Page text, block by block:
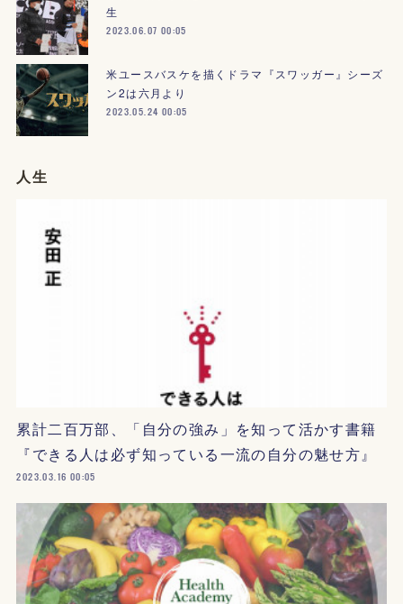
生
2023.06.07 00:05
米ユースバスケを描くドラマ『スワッガー』シーズ
ン2は六月より
2023.05.24 00:05
人生
累計二百万部、「自分の強み」を知って活かす書籍
『できる人は必ず知っている一流の自分の魅せ方』
2023.03.16 00:05